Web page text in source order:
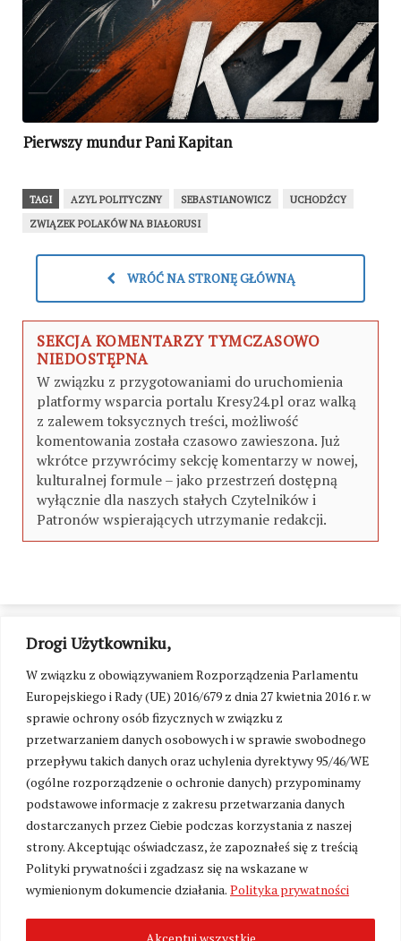
Drogi Użytkowniku,
W związku z obowiązywaniem Rozporządzenia Parlamentu
Europejskiego i Rady (UE) 2016/679 z dnia 27 kwietnia 2016 r. w
sprawie ochrony osób fizycznych w związku z
przetwarzaniem danych osobowych i w sprawie swobodnego
przepływu takich danych oraz uchylenia dyrektywy 95/46/WE
(ogólne rozporządzenie o ochronie danych) przypominamy
podstawowe informacje z zakresu przetwarzania danych
dostarczanych przez Ciebie podczas korzystania z naszej
strony. Akceptując oświadczasz, że zapoznałeś się z treścią
Polityki prywatności i zgadzasz się na wskazane w
wymienionym dokumencie działania. Polityka prywatności
Akceptuj wszystkie
Pierwszy mundur Pani Kapitan
TAGI AZYL POLITYCZNY SEBASTIANOWICZ
UCHODŹCY
ZWIĄZEK POLAKÓW NA BIAŁORUSI
WRÓĆ NA STRONĘ GŁÓWNĄ
SEKCJA KOMENTARZY TYMCZASOWO
NIEDOSTĘPNA
W związku z przygotowaniami do uruchomienia
platformy wsparcia portalu Kresy24.pl oraz walką
z zalewem toksycznych treści, możliwość
komentowania została czasowo zawieszona. Już
wkrótce przywrócimy sekcję komentarzy w nowej,
kulturalnej formule – jako przestrzeń dostępną
wyłącznie dla naszych stałych Czytelników i
Patronów wspierających utrzymanie redakcji.
Zmień ustawienia cookies